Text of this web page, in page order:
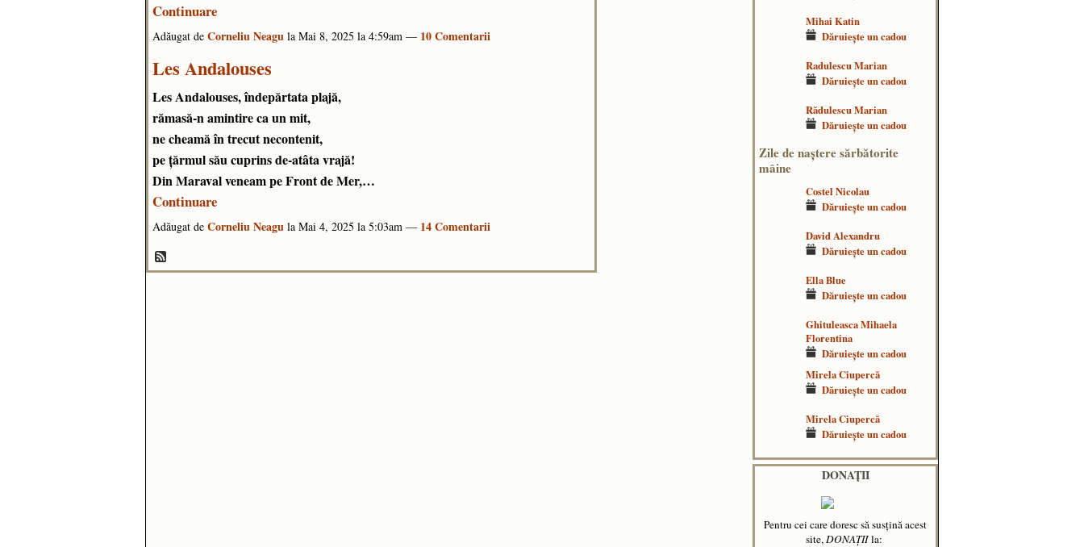
Continuare
Adăugat de Corneliu Neagu la Mai 8, 2025 la 4:59am — 10 Comentarii
Les Andalouses
Les Andalouses, îndepărtata plajă,
rămasă-n amintire ca un mit,
ne cheamă în trecut necontenit,
pe ţărmul său cuprins de-atâta vrajă!
Din Maraval veneam pe Front de Mer,…
Continuare
Adăugat de Corneliu Neagu la Mai 4, 2025 la 5:03am — 14 Comentarii
Mihai Katin
Dăruieşte un cadou
Radulescu Marian
Dăruieşte un cadou
Rădulescu Marian
Dăruieşte un cadou
Zile de naştere sărbătorite
mâine
Costel Nicolau
Dăruieşte un cadou
David Alexandru
Dăruieşte un cadou
Ella Blue
Dăruieşte un cadou
Ghituleasca Mihaela
Florentina
Dăruieşte un cadou
Mirela Ciupercă
Dăruieşte un cadou
Mirela Ciupercă
Dăruieşte un cadou
DONAȚII
Pentru cei care doresc să susțină acest
site, DONAȚIIla: